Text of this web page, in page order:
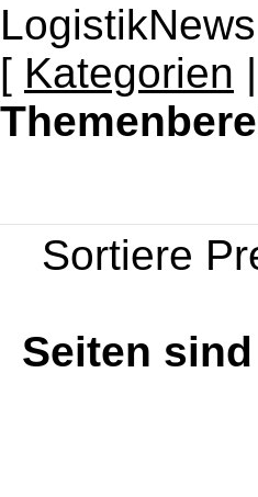
LogistikNews
[ Kategorien |
Sortiere
Seiten